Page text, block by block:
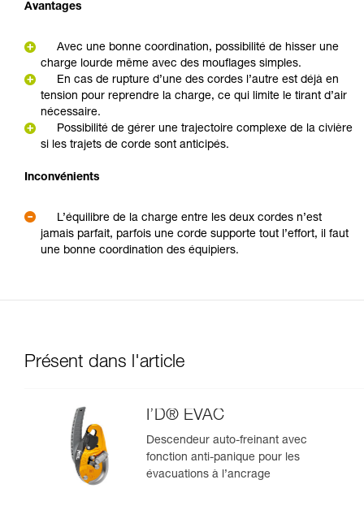
Avantages
Avec une bonne coordination, possibilité de hisser une
charge lourde même avec des mouflages simples.
En cas de rupture d’une des cordes l’autre est déjà en
tension pour reprendre la charge, ce qui limite le tirant d’air
nécessaire.
Possibilité de gérer une trajectoire complexe de la civière
si les trajets de corde sont anticipés.
Inconvénients
L’équilibre de la charge entre les deux cordes n’est
jamais parfait, parfois une corde supporte tout l’effort, il faut
une bonne coordination des équipiers.
Présent dans l'article
I’D® EVAC
Descendeur auto-freinant avec
fonction anti-panique pour les
évacuations à l’ancrage